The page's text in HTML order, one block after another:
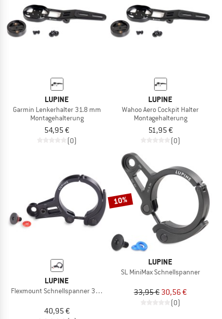
LUPINE
Garmin Lenkerhalter 31.8 mm
Montagehalterung
54,95 €
(0)
LUPINE
Wahoo Aero Cockpit Halter
Montagehalterung
51,95 €
(0)
LUPINE
Flexmount Schnellspanner 35 mm
40,95 €
10%
LUPINE
SL MiniMax Schnellspanner
33,95 € 30,56 €
(0)